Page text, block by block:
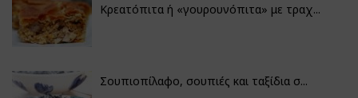
Κρεατόπιτα ή «γουρουνόπιτα» με τραχ...
Σουπιοπίλαφο, σουπιές και ταξίδια σ...